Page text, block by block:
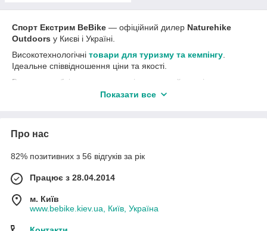
Спорт Екстрим BeBike ― офіційний дилер Naturehike
Outdoors у Києві і Україні.
Високотехнологічні товари для туризму та кемпінгу
Ідеальне співвідношення ціни та якості.
Все, що необхідно для походу і подорожей, трекінгу та
ви знайдете тут.
пальника і туристичну посуд
природі.
акції та вигідні пропозиції.
Like группы Спорт и Экстрим BeBike
Показати все
Про нас
82% позитивних з 56 відгуків за рік
Працює з 28.04.2014
м. Київ
www.bebike.kiev.ua, Київ, Україна